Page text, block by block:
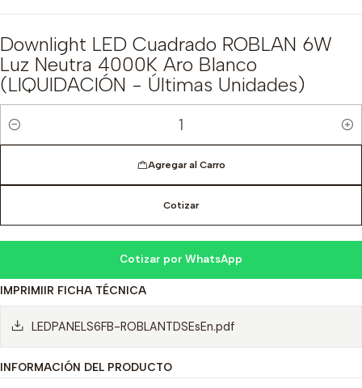
Downlight LED Cuadrado ROBLAN 6W
Luz Neutra 4000K Aro Blanco
(LIQUIDACIÓN - Últimas Unidades)
Cantidad
Agregar al Carro
Cotizar
Cotizar por WhatsApp
IMPRIMIIR FICHA TÉCNICA
LEDPANELS6FB-ROBLANTDSEsEn.pdf
INFORMACIÓN DEL PRODUCTO